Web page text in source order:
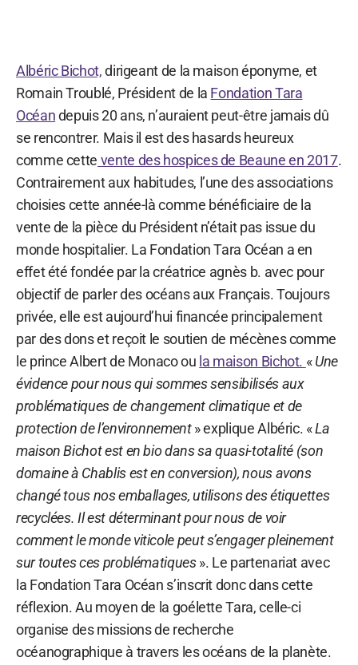
Albéric Bichot,dirigeant de la maison éponyme, et
Romain Troublé, Président de la Fondation Tara
Océandepuis 20 ans, n’auraient peut-être jamais dû
se rencontrer. Mais il est des hasards heureux
comme cette vente des hospices de Beaune en 2017.
Contrairement aux habitudes, l’une des associations
choisies cette année-là comme bénéficiaire de la
vente de la pièce du Président n’était pas issue du
monde hospitalier. La Fondation Tara Océan a en
effet été fondée par la créatrice agnès b. avec pour
objectif de parler des océans aux Français. Toujours
privée, elle est aujourd’hui financée principalement
par des dons et reçoit le soutien de mécènes comme
le prince Albert de Monaco ou la maison Bichot. «Une
évidence pour nous qui sommes sensibilisés aux
problématiques de changement climatique et de
protection de l’environnement» explique Albéric. «La
maison Bichot est en bio dans sa quasi-totalité (son
domaine à Chablis est en conversion), nous avons
changé tous nos emballages, utilisons des étiquettes
recyclées. Il est déterminant pour nous de voir
comment le monde viticole peut s’engager pleinement
sur toutes ces problématiques». Le partenariat avec
la Fondation Tara Océan s’inscrit donc dans cette
réflexion. Au moyen de la goélette Tara, celle-ci
organise des missions de recherche
océanographique à travers les océans de la planète.